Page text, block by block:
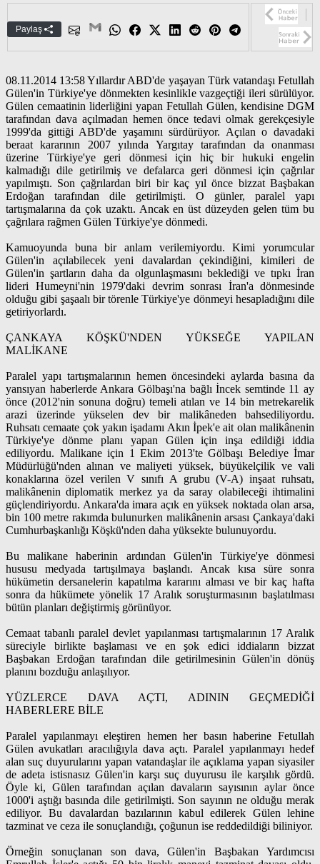
Paylaş
08.11.2014 13:58 Yıllardır ABD'de yaşayan Türk vatandaşı Fetullah
Gülen'in Türkiye'ye dönmekten kesinlikle vazgeçtiği ileri sürülüyor.
Gülen cemaatinin liderliğini yapan Fetullah Gülen, kendisine DGM
tarafından dava açılmadan hemen önce tedavi olmak gerekçesiyle
1999'da gittiği ABD'de yaşamını sürdürüyor. Açılan o davadaki
beraat kararının 2007 yılında Yargıtay tarafından da onanması
üzerine Türkiye'ye geri dönmesi için hiç bir hukuki engelin
kalmadığı dile getirilmiş ve defalarca geri dönmesi için çağrılar
yapılmıştı. Son çağrılardan biri bir kaç yıl önce bizzat Başbakan
Erdoğan tarafından dile getirilmişti. O günler, paralel yapı
tartışmalarına da çok uzaktı. Ancak en üst düzeyden gelen tüm bu
çağrılara rağmen Gülen Türkiye'ye dönmedi.
Kamuoyunda buna bir anlam verilemiyordu. Kimi yorumcular
Gülen'in açılabilecek yeni davalardan çekindiğini, kimileri de
Gülen'in şartların daha da olgunlaşmasını beklediği ve tıpkı İran
lideri Humeyni'nin 1979'daki devrim sonrası İran'a dönmesinde
olduğu gibi şaşaalı bir törenle Türkiye'ye dönmeyi hesapladığını dile
getiriyorlardı.
ÇANKAYA KÖŞKÜ'NDEN YÜKSEĞE YAPILAN
MALİKANE
Paralel yapı tartışmalarının hemen öncesindeki aylarda basına da
yansıyan haberlerde Ankara Gölbaşı'na bağlı İncek semtinde 11 ay
önce (2012'nin sonuna doğru) temeli atılan ve 14 bin metrekarelik
arazi üzerinde yükselen dev bir malikâneden bahsediliyordu.
Ruhsatı cemaate çok yakın işadamı Akın İpek'e ait olan malikânenin
Türkiye'ye dönme planı yapan Gülen için inşa edildiği iddia
ediliyordu. Malikane için 1 Ekim 2013'te Gölbaşı Belediye İmar
Müdürlüğü'nden alınan ve maliyeti yüksek, büyükelçilik ve vali
konaklarına özel verilen V sınıfı A grubu (V-A) inşaat ruhsatı,
malikânenin diplomatik merkez ya da saray olabileceği ihtimalini
güçlendiriyordu. Ankara'da imara açık en yüksek noktada olan arsa,
bin 100 metre rakımda bulunurken malikânenin arsası Çankaya'daki
Cumhurbaşkanlığı Köşkü'nden daha yüksekte bulunuyordu.
Bu malikane haberinin ardından Gülen'in Türkiye'ye dönmesi
hususu medyada tartışılmaya başlandı. Ancak kısa süre sonra
hükümetin dersanelerin kapatılma kararını alması ve bir kaç hafta
sonra da hükümete yönelik 17 Aralık soruşturmasının başlatılması
bütün planları değiştirmiş görünüyor.
Cemaat tabanlı paralel devlet yapılanması tartışmalarının 17 Aralık
süreciyle birlikte başlaması ve en şok edici iddiaların bizzat
Başbakan Erdoğan tarafından dile getirilmesinin Gülen'in dönüş
planını bozduğu anlaşılıyor.
YÜZLERCE DAVA AÇTI, ADININ GEÇMEDİĞİ
HABERLERE BİLE
Paralel yapılanmayı eleştiren hemen her basın haberine Fetullah
Gülen avukatları aracılığıyla dava açtı. Paralel yapılanmayı hedef
alan suç duyurularını yapan vatandaşlar ile açıklama yapan siyasiler
de adeta istisnasız Gülen'in karşı suç duyurusu ile karşılık gördü.
Öyle ki, Gülen tarafından açılan davaların sayısının aylar önce
1000'i aştığı basında dile getirilmişti. Son sayının ne olduğu merak
ediliyor. Bu davalardan bazılarının kabul edilerek Gülen lehine
tazminat ve ceza ile sonuçlandığı, çoğunun ise reddedildiği biliniyor.
Örneğin sonuçlanan son dava, Gülen'in Başbakan Yardımcısı